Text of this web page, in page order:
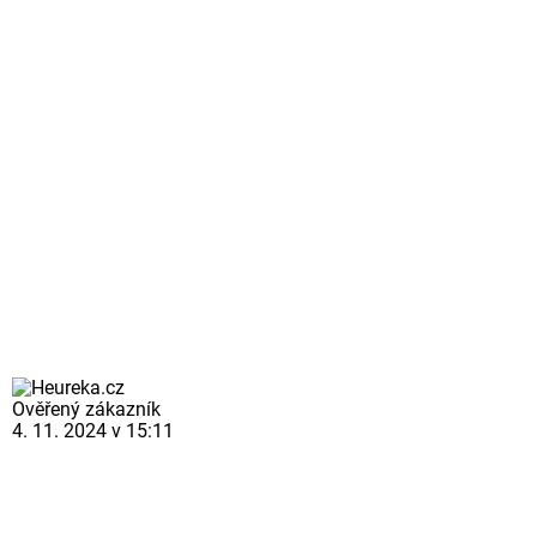
Ověřený zákazník
4. 11. 2024 v 15:11